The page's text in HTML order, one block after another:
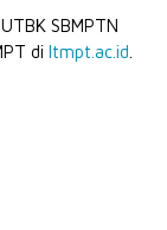
SBMPTN
di ltmpt.ac.id